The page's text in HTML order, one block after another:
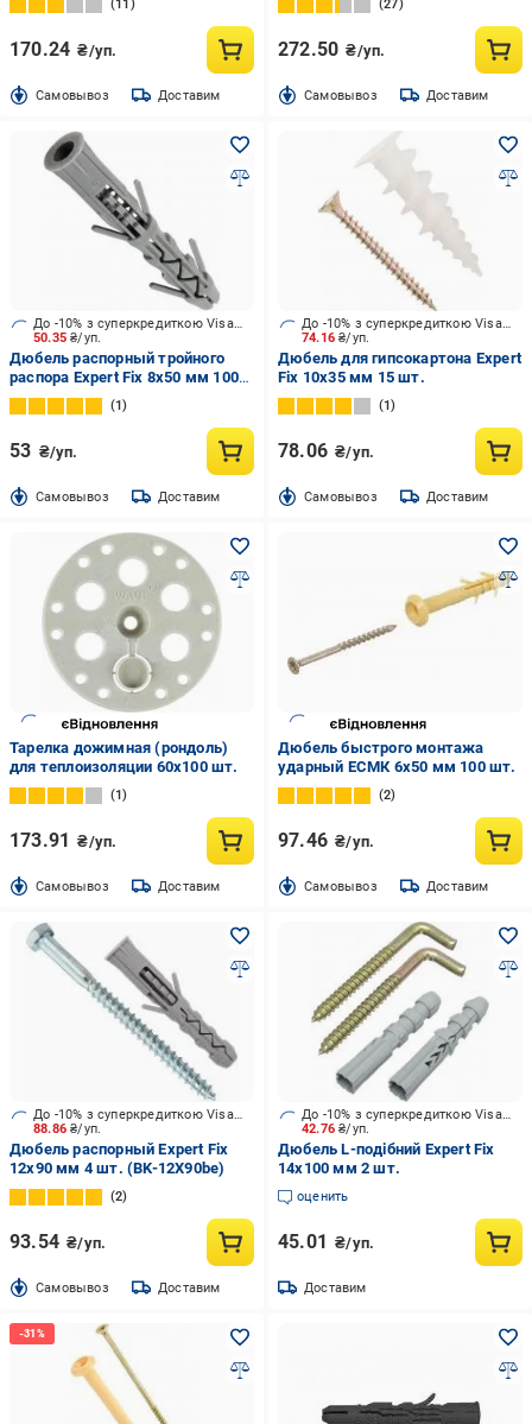
11
170.24 ₴/уп.
Cамовывоз Доставим
27
272.50 ₴/уп.
Cамовывоз Доставим
50.35₴/уп.
До -10% з суперкредиткою Visa Вигода
Дюбель распорный тройного
распора Expert Fix 8x50 мм 100
шт.
1
53 ₴/уп.
Cамовывоз Доставим
74.16₴/уп.
До -10% з суперкредиткою Visa Вигода
Дюбель для гипсокартона Expert
Fix 10x35 мм 15 шт.
1
78.06 ₴/уп.
Cамовывоз Доставим
Тарелка дожимная (рондоль)
для теплоизоляции 60x100 шт.
1
173.91 ₴/уп.
Cамовывоз Доставим
Дюбель быстрого монтажа
ударный ЕСМК 6x50 мм 100 шт.
2
97.46 ₴/уп.
Cамовывоз Доставим
88.86₴/уп.
До -10% з суперкредиткою Visa Вигода
Дюбель распорный Expert Fix
12x90 мм 4 шт. (BK-12X90be)
2
93.54 ₴/уп.
Cамовывоз Доставим
42.76₴/уп.
До -10% з суперкредиткою Visa Вигода
Дюбель L-подібний Expert Fix
14x100 мм 2 шт.
оценить
45.01 ₴/уп.
Доставим